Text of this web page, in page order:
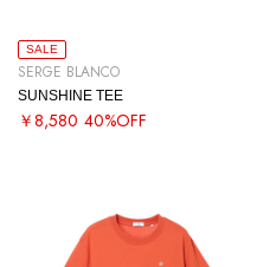
SALE
SERGE BLANCO
SUNSHINE TEE
￥8,580 40%OFF